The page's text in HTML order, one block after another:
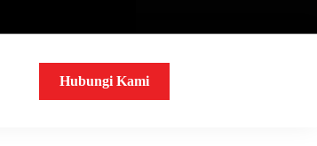
Hubungi Kami